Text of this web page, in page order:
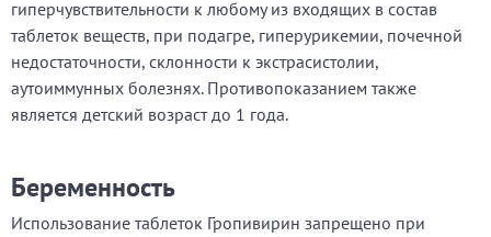
гиперчувствительности к любому из входящих в состав
таблеток веществ, при подагре, гиперурикемии, почечной
недостаточности, склонности к экстрасистолии,
аутоиммунных болезнях. Противопоказанием также
является детский возраст до 1 года.
Беременность
Использование таблеток Гропивирин запрещено при